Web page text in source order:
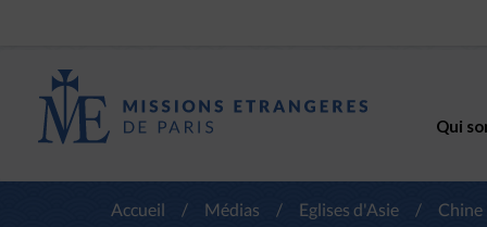
Qui
Accueil / Médias / Eglises d'Asie / Chine